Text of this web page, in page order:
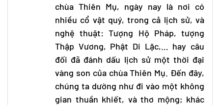
chùa Thiên Mụ, ngày nay là nơi có
nhiều cổ vật quý, trong cả lịch sử, và
nghệ thuật: Tượng Hộ Pháp, tượng
Thập Vương, Phật Di Lặc,… hay câu
đối đã đánh dấu lịch sử một thời đại
vàng son của chùa Thiên Mụ. Đến đây,
chúng ta dường như đi vào một không
gian thuần khiết, và thơ mộng; khác